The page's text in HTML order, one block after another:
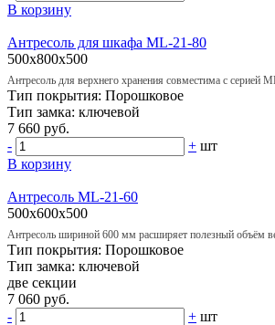
В корзину
Антресоль для шкафа ML-21-80
500x800x500
Антресоль для верхнего хранения совместима с серией
Тип покрытия: Порошковое
Тип замка: ключевой
7 660 руб.
-
+ шт
В корзину
Антресоль ML-21-60
500x600x500
Антресоль шириной 600 мм расширяет полезный объём
Тип покрытия: Порошковое
Тип замка: ключевой
две секции
7 060 руб.
-
+ шт